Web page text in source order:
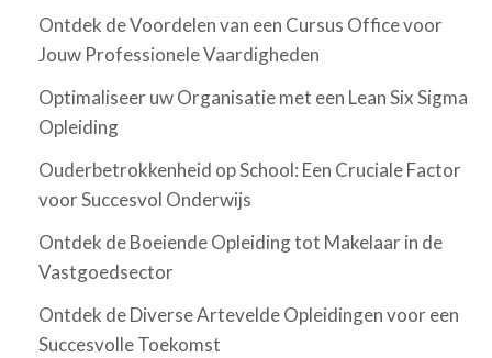
Ontdek de Voordelen van een Cursus Office voor
Jouw Professionele Vaardigheden
Optimaliseer uw Organisatie met een Lean Six Sigma
Opleiding
Ouderbetrokkenheid op School: Een Cruciale Factor
voor Succesvol Onderwijs
Ontdek de Boeiende Opleiding tot Makelaar in de
Vastgoedsector
Ontdek de Diverse Artevelde Opleidingen voor een
Succesvolle Toekomst